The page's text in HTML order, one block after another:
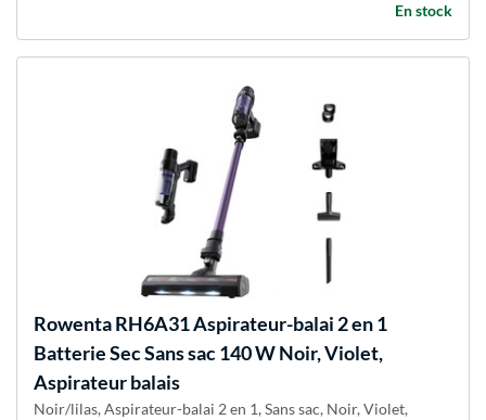
En stock
RowentaRH6A31 Aspirateur-balai 2 en 1
Batterie Sec Sans sac 140 W Noir, Violet,
Aspirateur balais
Noir/lilas, Aspirateur-balai 2 en 1, Sans sac, Noir, Violet,